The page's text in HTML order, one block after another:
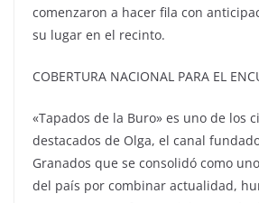
comenzaron a hacer fila con
su lugar en el recinto.
COBERTURA NACIONAL PARA EL
«Tapados de la Buro» es uno de los
destacados de Olga, el canal
Granados que se consolidó como
del país por combinar actualidad,